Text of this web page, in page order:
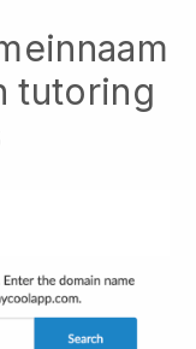
tutoring